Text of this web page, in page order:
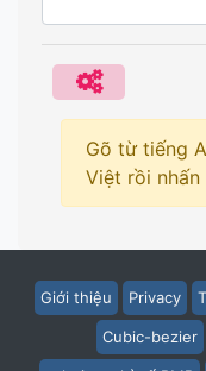
Gõ từ tiếng
Việt rồi nhấn
Giới thiệu Privacy
Cubic-bezier